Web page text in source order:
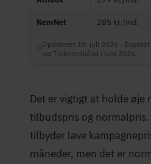
NemNet 285 kr./md.
Opdateret 19. juli 2026 ·
via Tjekbredbånd i juni 2026
Det er vigtigt at holde øje
tilbudspris og
tilbyder lave
måneder, men det er